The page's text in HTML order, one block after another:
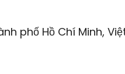
phố Hồ Chí Minh,